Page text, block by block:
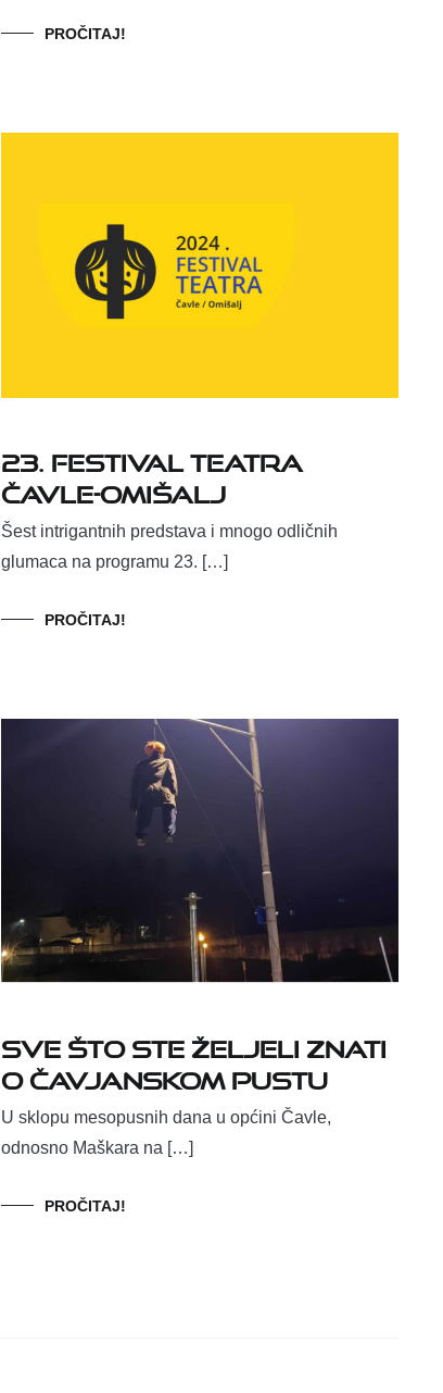
PROČITAJ!
23. FESTIVAL TEATRA
ČAVLE-OMIŠALJ
Šest intrigantnih predstava i mnogo odličnih
glumaca na programu 23. […]
PROČITAJ!
Sve što ste željeli znati
o Čavjanskom pustu
U sklopu mesopusnih dana u općini Čavle,
odnosno Maškara na […]
PROČITAJ!